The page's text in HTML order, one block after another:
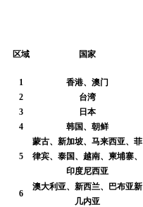
区域 国家
1
香港、澳门
2
台湾
3
日本
4
韩国、朝鲜
5
蒙古、新加坡、马来西亚、菲
律宾、泰国、越南、柬埔寨、
印度尼西亚
6
澳大利亚、新西兰、巴布亚新
几内亚